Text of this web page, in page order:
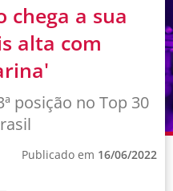
chega a sua
alta com
posição no Top 30
Publicado em 16/06/2022